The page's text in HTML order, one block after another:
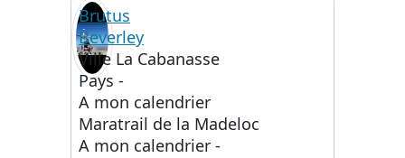
Brutus
Beverley
Ville La Cabanasse
Pays -
A mon calendrier
Maratrail de la Madeloc
A mon calendrier -